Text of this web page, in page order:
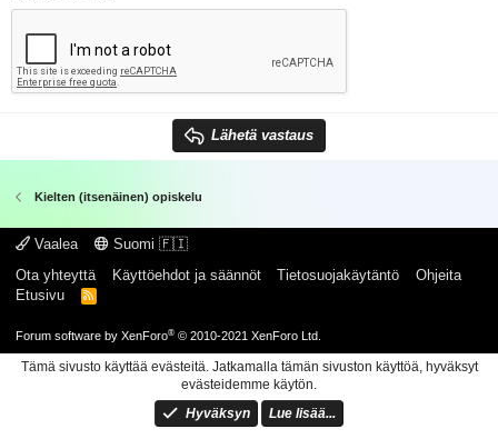
Lähetä vastaus
Kielten (itsenäinen) opiskelu
Vaalea
Suomi 🇫🇮
Ota yhteyttä
Käyttöehdot ja säännöt Tietosuojakäytäntö
Ohjeita
Etusivu
R
Forum software by XenForo® © 2010-2021 XenForo Ltd.
Tämä sivusto käyttää evästeitä. Jatkamalla tämän sivuston käyttöä, hyväksyt
evästeidemme käytön.
Hyväksyn
Lue lisää...